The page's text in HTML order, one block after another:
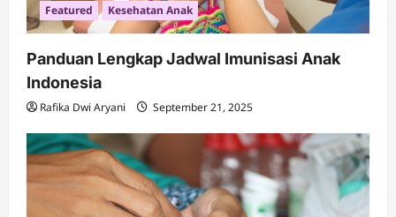
Featured Kesehatan Anak
Panduan Lengkap Jadwal Imunisasi Anak
Indonesia
Rafika Dwi Aryani September 21, 2025